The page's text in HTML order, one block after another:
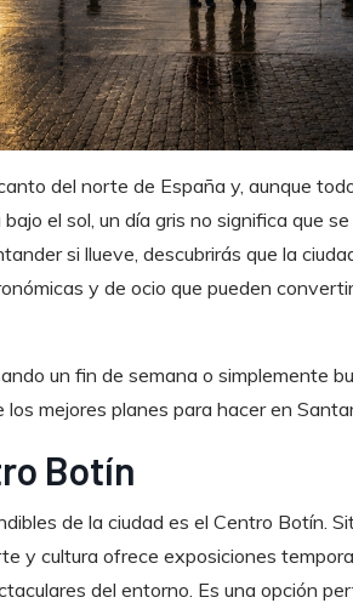
del norte de España y, aunque
el sol, un día gris no significa que
si llueve, descubrirás que la
y de ocio que pueden
un fin de semana o simplemente
mejores planes para hacer en
Botín
de la ciudad es el Centro Botín.
y cultura ofrece exposiciones
del entorno. Es una opción